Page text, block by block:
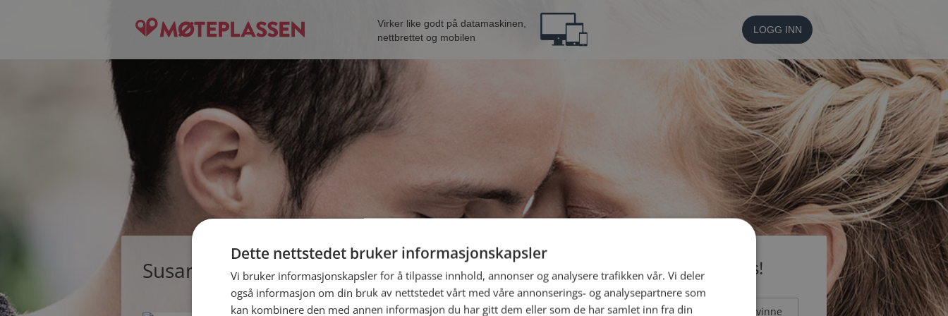
Virker like godt på datamaskinen,
nettbrettet og mobilen
LOGG INN
Susanne, single kvinne fra Ringerike Bli medlem gratis!
Jeg er en: Mann Kvinne
Dette nettstedet bruker informasjonskapsler
Vi bruker informasjonskapsler for å tilpasse innhold, annonser og analysere trafikken vår. Vi deler
også informasjon om din bruk av nettstedet vårt med våre annonserings- og analysepartnere som
kan kombinere den med annen informasjon du har gitt dem eller som de har samlet inn fra din